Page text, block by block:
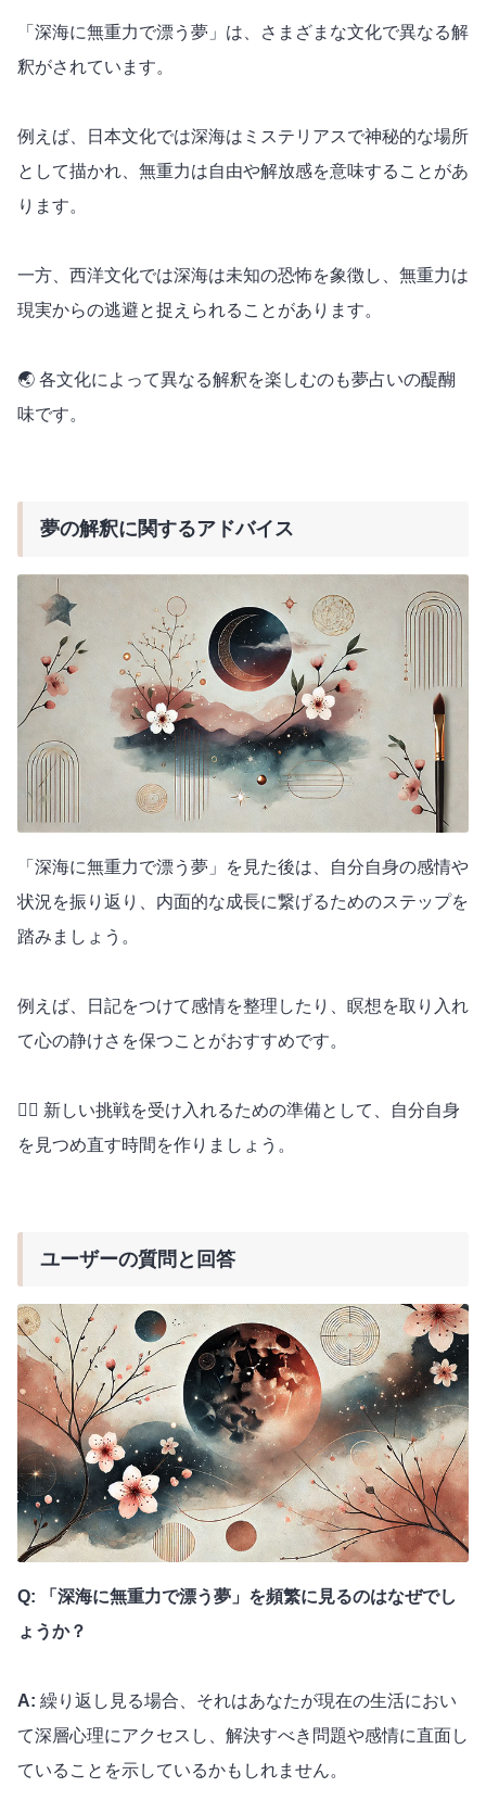
「深海に無重力で漂う夢」は、さまざまな文化で異なる解
釈がされています。
例えば、日本文化では深海はミステリアスで神秘的な場所
として描かれ、無重力は自由や解放感を意味することがあ
ります。
一方、西洋文化では深海は未知の恐怖を象徴し、無重力は
現実からの逃避と捉えられることがあります。
🌏 各文化によって異なる解釈を楽しむのも夢占いの醍醐
味です。
夢の解釈に関するアドバイス
「深海に無重力で漂う夢」を見た後は、自分自身の感情や
状況を振り返り、内面的な成長に繋げるためのステップを
踏みましょう。
例えば、日記をつけて感情を整理したり、瞑想を取り入れ
て心の静けさを保つことがおすすめです。
🧘‍♀️ 新しい挑戦を受け入れるための準備として、自分自身
を見つめ直す時間を作りましょう。
ユーザーの質問と回答
Q: 「深海に無重力で漂う夢」を頻繁に見るのはなぜでし
ょうか？
A: 繰り返し見る場合、それはあなたが現在の生活におい
て深層心理にアクセスし、解決すべき問題や感情に直面し
ていることを示しているかもしれません。